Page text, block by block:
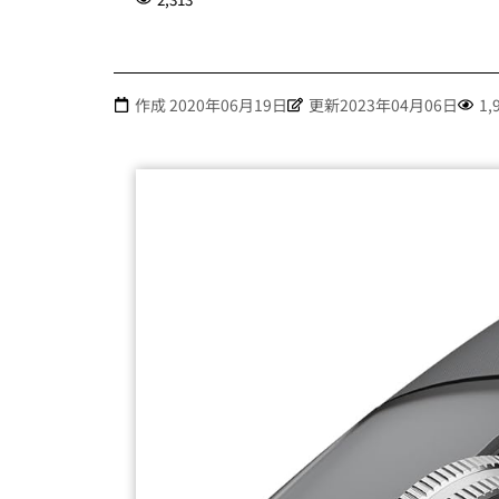
作成 2020年06月19日 更新2023年04月06日